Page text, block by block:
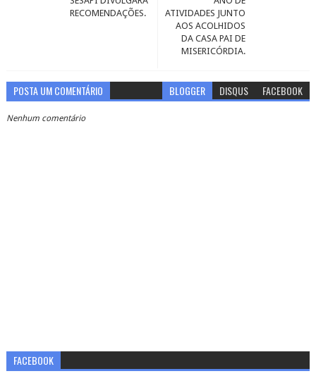
ATIVIDADES JUNTO
AOS ACOLHIDOS
DA CASA PAI DE
MISERICÓRDIA.
RECOMENDAÇÕES.
POSTA UM COMENTÁRIO BLOGGER DISQUS FACEBOOK
Nenhum comentário
FACEBOOK